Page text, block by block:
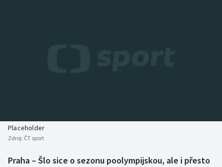
Biatlon
Aplikace ČT sport
Placeholder
Zdroj: ČT sport
Praha – Šlo sice o sezonu poolympijskou, ale i přesto